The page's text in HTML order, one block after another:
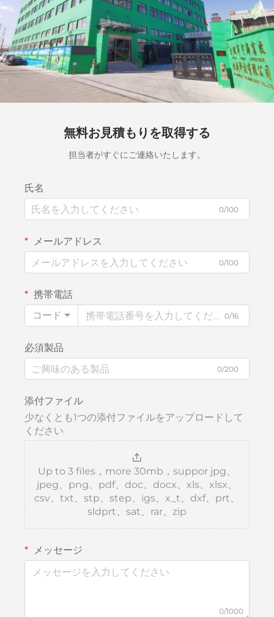
無料お見積もりを取得する
担当者がすぐにご連絡いたします。
氏名
0/100
メールアドレス
0/100
携帯電話
コード
0/16
必須製品
0/200
添付ファイル
少なくとも1つの添付ファイルをアップロードして
ください
Up to 3 files，more 30mb，suppor jpg、
jpeg、png、pdf、doc、docx、xls、xlsx、
csv、txt、stp、step、igs、x_t、dxf、prt、
sldprt、sat、rar、zip
メッセージ
0/1000